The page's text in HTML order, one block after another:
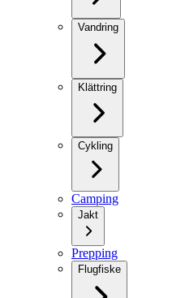
Vandring
Klättring
Cykling
Camping
Jakt
Prepping
Flugfiske